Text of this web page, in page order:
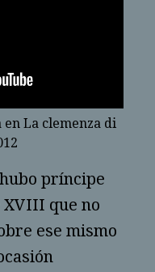
La clemenza di
príncipe
XVIII que no
ese mismo